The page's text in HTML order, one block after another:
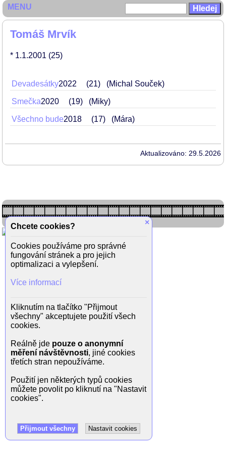
Tomáš Mrvík
* 1.1.2001 (25)
Devadesátky2022 21 (Michal Souček)
Smečka2020 19 (Miky)
Všechno bude2018 17 (Mára)
Aktualizováno: 29.5.2026
MENU
×
Chcete cookies?
Cookies používáme pro správné
fungování stránek a pro jejich
optimalizaci a vylepšení.
Více informací
Kliknutím na tlačítko "Přijmout
všechny" akceptujete použití všech
cookies.
Reálně jde pouze o anonymní
měření návštěvnosti, jiné cookies
třetích stran nepoužíváme.
Použití jen některých typů cookies
můžete povolit po kliknutí na "Nastavit
cookies".
Přijmout všechny Nastavit cookies